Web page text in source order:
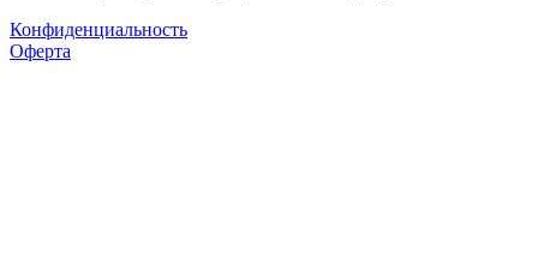
Конфиденциальность
Оферта